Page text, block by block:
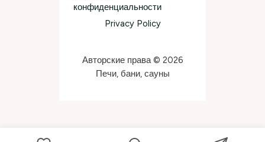
конфиденциальности
Privacy Policy
Авторские права © 2026
Печи, бани, сауны